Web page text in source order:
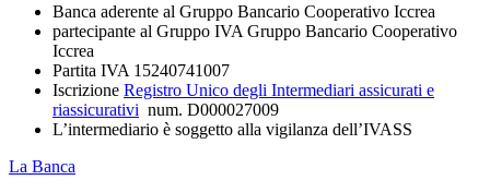
Banca aderente al Gruppo Bancario Cooperativo Iccrea
partecipante al Gruppo IVA Gruppo Bancario Cooperativo
Iccrea
Partita IVA 15240741007
Iscrizione Registro Unico degli Intermediari assicurati e
riassicurativi num. D000027009
L’intermediario è soggetto alla vigilanza dell’IVASS
La Banca